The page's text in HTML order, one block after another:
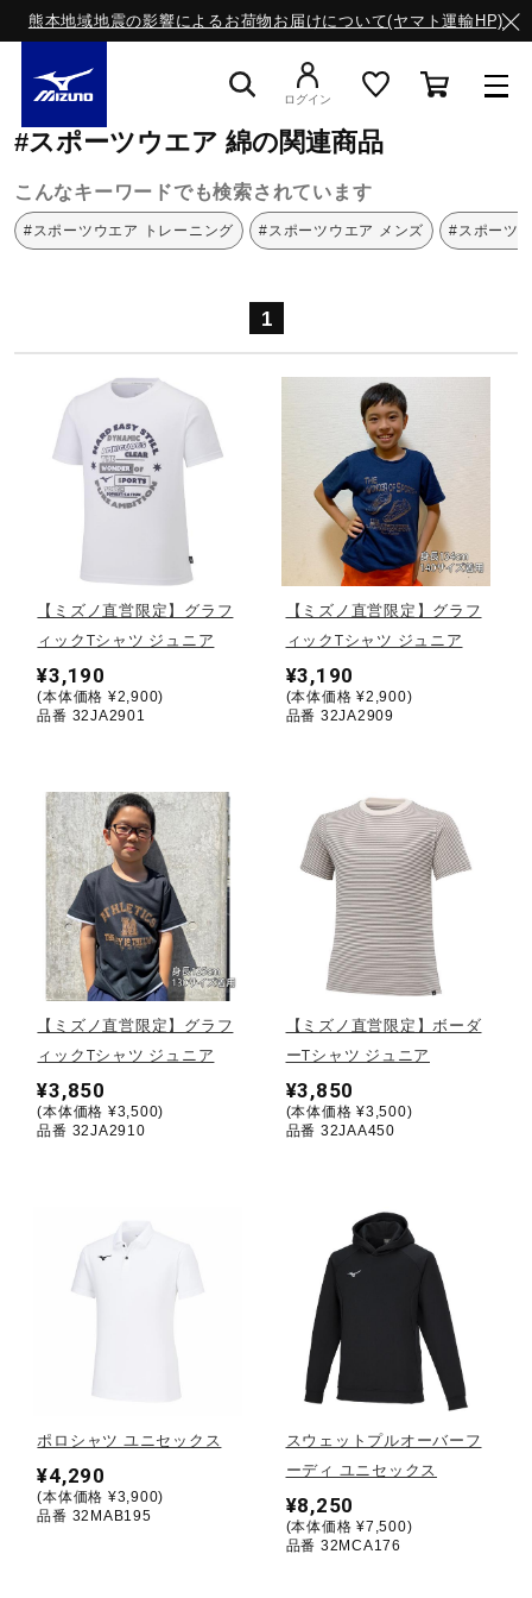
熊本地域地震の影響によるお荷物お届けについて(ヤマト運輸HP)
ライフスタイルウエア
サッカー／フットサル
トレーニング
野球
ゴルフ
バレーボール
テニス／ソフトテニス
バドミントン
陸上競技
ソフトボール
ウィンタースポーツ
ログイン
ミズノ公式オンライン
#スポーツウエア 綿の関連商品
こんなキーワードでも検索されています
#スポーツウエア トレーニング #スポーツウエア メンズ #スポーツ
1
【ミズノ直営限定】グラフ
ィックTシャツ ジュニア
¥3,190
(本体価格 ¥2,900)
品番 32JA2901
【ミズノ直営限定】グラフ
ィックTシャツ ジュニア
¥3,190
(本体価格 ¥2,900)
品番 32JA2909
【ミズノ直営限定】グラフ
ィックTシャツ ジュニア
¥3,850
(本体価格 ¥3,500)
品番 32JA2910
【ミズノ直営限定】ボーダ
ーTシャツ ジュニア
¥3,850
(本体価格 ¥3,500)
品番 32JAA450
ポロシャツ ユニセックス
¥4,290
(本体価格 ¥3,900)
品番 32MAB195
スウェットプルオーバーフ
ーディ ユニセックス
¥8,250
(本体価格 ¥7,500)
品番 32MCA176